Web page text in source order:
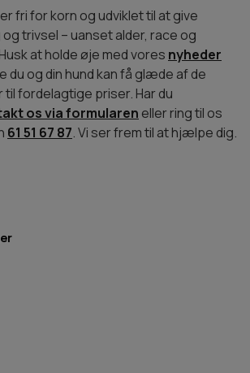
fri for korn og udviklet til at give
trivsel – uanset alder, race og
at holde øje med vores nyheder
du og din hund kan få glæde af de
fordelagtige priser. Har du
os via formularen eller ring til os
61 51 67 87. Vi ser frem til at hjælpe dig.